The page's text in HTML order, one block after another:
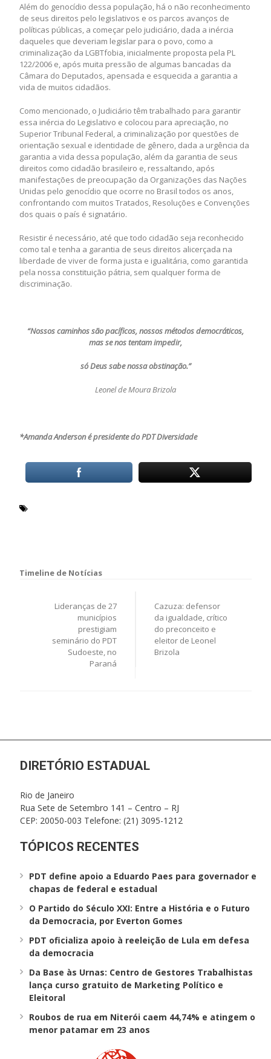
Além do genocídio dessa população, há o não reconhecimento
de seus direitos pelo legislativos e os parcos avanços de
políticas públicas, a começar pelo judiciário, dada a inércia
daqueles que deveriam legislar para o povo, como a
criminalização da LGBTfobia, inicialmente proposta pela PL
122/2006 e, após muita pressão de algumas bancadas da
Câmara do Deputados, apensada e esquecida a garantia a
vida de muitos cidadãos.
Como mencionado, o Judiciário têm trabalhado para garantir
essa inércia do Legislativo e colocou para apreciação, no
Superior Tribunal Federal, a criminalização por questões de
orientação sexual e identidade de gênero, dada a urgência da
garantia a vida dessa população, além da garantia de seus
direitos como cidadão brasileiro e, ressaltando, após
manifestações de preocupação da Organizações das Nações
Unidas pelo genocídio que ocorre no Brasil todos os anos,
confrontando com muitos Tratados, Resoluções e Convenções
dos quais o país é signatário.
Resistir é necessário, até que todo cidadão seja reconhecido
como tal e tenha a garantia de seus direitos alicerçada na
liberdade de viver de forma justa e igualitária, como garantida
pela nossa constituição pátria, sem qualquer forma de
discriminação.
“Nossos caminhos são pacíficos, nossos métodos democráticos,
mas se nos tentam impedir,
só Deus sabe nossa obstinação.”
Leonel de Moura Brizola
*Amanda Anderson é presidente do PDT Diversidade
Lideranças de 27
municípios
prestigiam
seminário do PDT
Sudoeste, no
Paraná
Cazuza: defensor
da igualdade, crítico
do preconceito e
eleitor de Leonel
Brizola
DIRETÓRIO ESTADUAL
Rio de Janeiro
Rua Sete de Setembro 141 – Centro – RJ
CEP: 20050-003 Telefone: (21) 3095-1212
TÓPICOS RECENTES
PDT define apoio a Eduardo Paes para governador e
chapas de federal e estadual
O Partido do Século XXI: Entre a História e o Futuro
da Democracia, por Everton Gomes
PDT oficializa apoio à reeleição de Lula em defesa
da democracia
Da Base às Urnas: Centro de Gestores Trabalhistas
lança curso gratuito de Marketing Político e
Eleitoral
Roubos de rua em Niterói caem 44,74% e atingem o
menor patamar em 23 anos